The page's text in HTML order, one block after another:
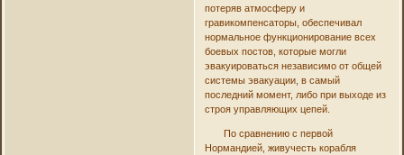
потеряв атмосферу и
гравикомпенсаторы, обеспечивал
нормальное функционирование всех
боевых постов, которые могли
эвакуироваться независимо от общей
системы эвакуации, в самый
последний момент, либо при выходе из
строя управляющих цепей.
По сравнению с первой
Нормандией, живучесть корабля